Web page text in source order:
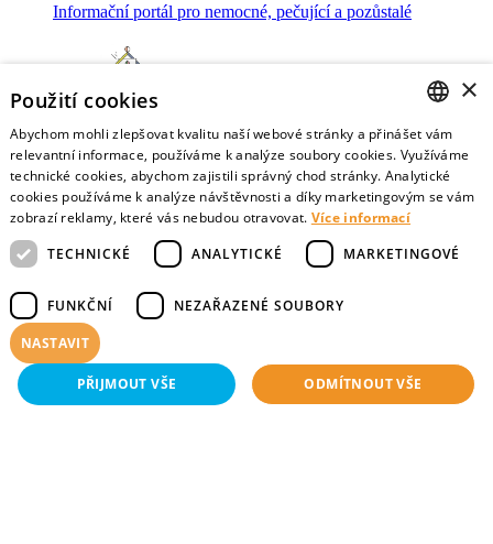
Informační portál pro nemocné, pečující a pozůstalé
Mojesmrt.cz
Sestavte si seznam posledních přání a vyslovte svoje
představy o konci života
Data o umírání
Nejnovější data o postojích veřejnosti a zdravotníků k umírání
CZECH
ENGLISH
×
Použití cookies
Abychom mohli zlepšovat kvalitu naší webové stránky a přinášet vám
relevantní informace, používáme k analýze soubory cookies. Využíváme
technické cookies, abychom zajistili správný chod stránky. Analytické
cookies používáme k analýze návštěvnosti a díky marketingovým se vám
zobrazí reklamy, které vás nebudou otravovat. Více informací
TECHNICKÉ
ANALYTICKÉ MARKETINGOVÉ
FUNKČNÍ NEZAŘAZENÉ SOUBORY
NASTAVIT
PŘIJMOUT VŠE ODMÍTNOUT VŠE